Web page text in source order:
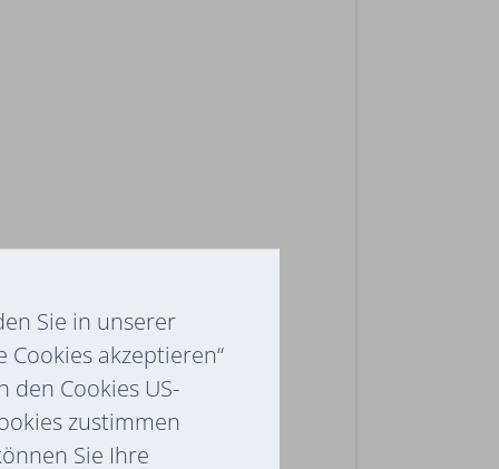
Sie in unserer
akzeptieren“
den Cookies US-
zustimmen
Sie Ihre